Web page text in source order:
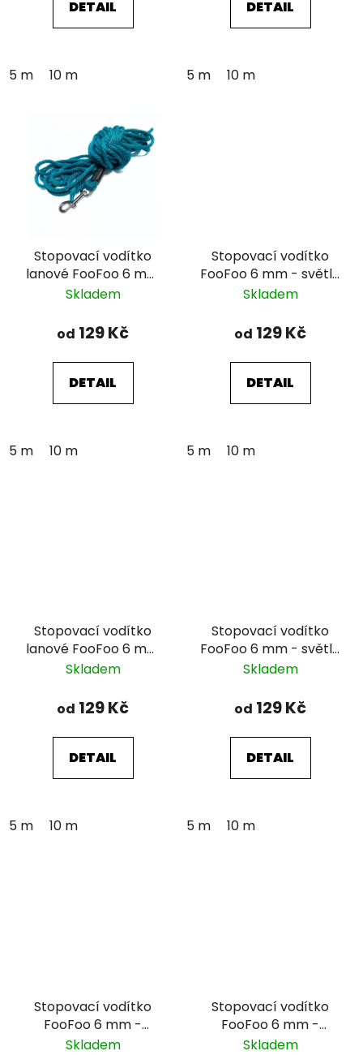
DETAIL
5 m 10 m
DETAIL
5 m 10 m
Stopovací vodítko
lanové FooFoo 6 mm
- modrozelené
Skladem
od 129 Kč
DETAIL
5 m 10 m
Stopovací vodítko
FooFoo 6 mm - světle
modré
Skladem
od 129 Kč
DETAIL
5 m 10 m
Stopovací vodítko
lanové FooFoo 6 mm
- žluté
Skladem
od 129 Kč
DETAIL
5 m 10 m
Stopovací vodítko
FooFoo 6 mm - světle
zelené
Skladem
od 129 Kč
DETAIL
5 m 10 m
Stopovací vodítko
FooFoo 6 mm -
oranžové
Skladem
Stopovací vodítko
FooFoo 6 mm -
růžové
Skladem